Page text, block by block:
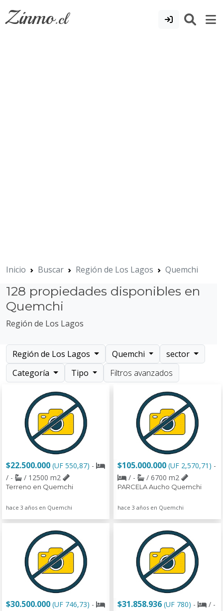
Zinmo.cl
Inicio Buscar Región de Los Lagos Quemchi
128 propiedades disponibles en
Quemchi
Región de Los Lagos
Región de Los Lagos Quemchi
sector
Categoría
Tipo Filtros avanzados
$22.500.000 (UF 550,87) -
/ -
/ 12500 m2
Terreno en Quemchi
hace 3 años en Quemchi
$105.000.000 (UF 2,570,71) -
/ -
/ 6700 m2
PARCELA Aucho Quemchi
hace 3 años en Quemchi
$30.500.000 (UF 746,73) -
$31.858.936 (UF 780) -
/ -